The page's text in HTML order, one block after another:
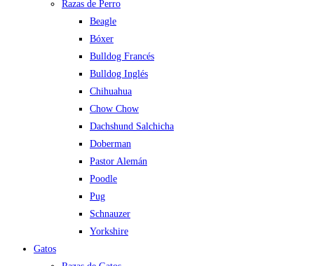
Razas de Perro
Beagle
Bóxer
Bulldog Francés
Bulldog Inglés
Chihuahua
Chow Chow
Dachshund Salchicha
Doberman
Pastor Alemán
Poodle
Pug
Schnauzer
Yorkshire
Gatos